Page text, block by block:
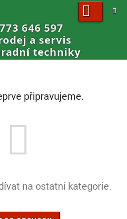
NÁKUPNÍ
připravujeme.
na ostatní kategorie.